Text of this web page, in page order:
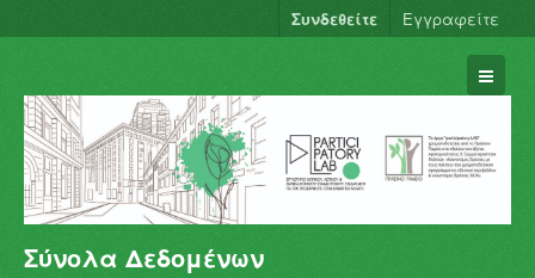
Συνδεθείτε Εγγραφείτε
Σύνολα Δεδομένων
Σύνολα Δεδομένων